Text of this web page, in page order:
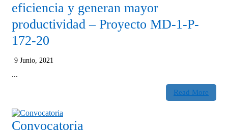
eficiencia y generan mayor
productividad – Proyecto MD-1-P-
172-20
9 Junio, 2021
...
Read More
Convocatoria